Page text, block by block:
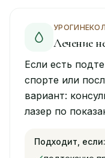
Лечение
Если есть
спорте или
вариант:
лазер по
Подходит, если: